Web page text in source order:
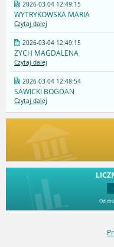
2026-03-04 12:49:15
WYTRYKOWSKA MARIA
Czytaj dalej
2026-03-04 12:49:15
ZYCH MAGDALENA
Czytaj dalej
2026-03-04 12:48:54
SAWICKI BOGDAN
Czytaj dalej
Od